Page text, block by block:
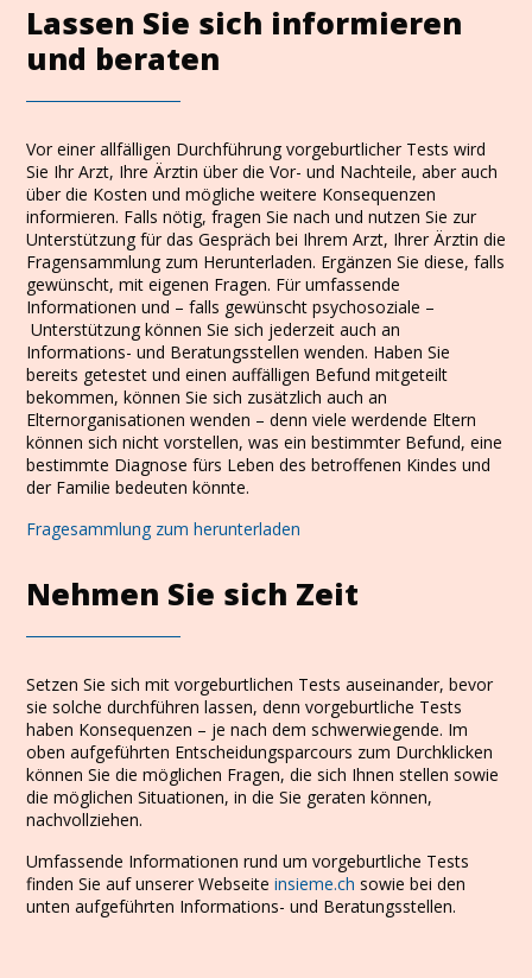
Lassen Sie sich informieren
und beraten
Vor einer allfälligen Durchführung vorgeburtlicher Tests wird
Sie Ihr Arzt, Ihre Ärztin über die Vor- und Nachteile, aber auch
über die Kosten und mögliche weitere Konsequenzen
informieren. Falls nötig, fragen Sie nach und nutzen Sie zur
Unterstützung für das Gespräch bei Ihrem Arzt, Ihrer Ärztin die
Fragensammlung zum Herunterladen. Ergänzen Sie diese, falls
gewünscht, mit eigenen Fragen. Für umfassende
Informationen und – falls gewünscht psychosoziale –
Unterstützung können Sie sich jederzeit auch an
Informations- und Beratungsstellen wenden. Haben Sie
bereits getestet und einen auffälligen Befund mitgeteilt
bekommen, können Sie sich zusätzlich auch an
Elternorganisationen wenden – denn viele werdende Eltern
können sich nicht vorstellen, was ein bestimmter Befund, eine
bestimmte Diagnose fürs Leben des betroffenen Kindes und
der Familie bedeuten könnte.
Fragesammlung zum herunterladen
Nehmen Sie sich Zeit
Setzen Sie sich mit vorgeburtlichen Tests auseinander, bevor
sie solche durchführen lassen, denn vorgeburtliche Tests
haben Konsequenzen – je nach dem schwerwiegende. Im
oben aufgeführten Entscheidungsparcours zum Durchklicken
können Sie die möglichen Fragen, die sich Ihnen stellen sowie
die möglichen Situationen, in die Sie geraten können,
nachvollziehen.
Umfassende Informationen rund um vorgeburtliche Tests
finden Sie auf unserer Webseite insieme.ch sowie bei den
unten aufgeführten Informations- und Beratungsstellen.